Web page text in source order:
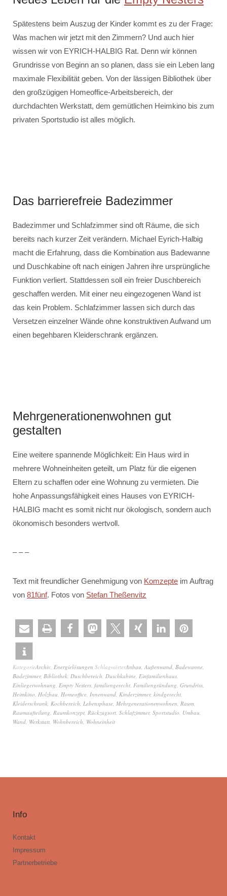
Spätestens beim Auszug der Kinder kommt es zu der Frage:
Was machen wir jetzt mit den Zimmern? Und auch hier
wissen wir von EYRICH-HALBIG Rat. Denn wir können
Grundrisse von Beginn an so planen, dass sie ein Leben lang
maximale Flexibilität geben. Von der lässigen Bibliothek über
den großzügigen Homeoffice-Arbeitsbereich, der
durchdachten Werkstatt, dem gemütlichen Heimkino bis zum
privaten Sportstudio ist alles möglich.
Das barrierefreie Badezimmer
Badezimmer und Schlafzimmer sind oft Räume, die sich
bereits nach kurzer Zeit verändern. Michael Eyrich-Halbig
macht die Erfahrung, dass die Kombination aus Badewanne
und Duschkabine oft nach einigen Jahren ihre ursprüngliche
Funktion verliert. Stattdessen soll ein freier Duschbereich
geschaffen werden. Mit einer neu eingezogenen Wand ist
das kein Problem. Schlafzimmer lassen sich durch das
Versetzen einzelner Wände ohne konstruktiven Aufwand um
einen begehbaren Kleiderschrank ergänzen.
Mehrgenerationenwohnen gut
gestalten
Eine weitere spannende Möglichkeit: Ein Haus wird in
mehrere Wohneinheiten geteilt, um Platz für die eigenen
Eltern zu schaffen oder eine Wohnung zu vermieten. Die
hohe Anpassungsfähigkeit eines Hauses von EYRICH-
HALBIG macht es somit nicht nur ökologisch, sondern auch
ökonomisch besonders wertvoll.
– – –
Text mit freundlicher Genehmigung von Komzepte im Auftrag
von 81fünf. Fotos von Stefan Theßenvitz
KategorieArchiv Energielösungen SchlagwörterAnbau Außenwand Badewanne
Badezimmer, Bibliothek Duschbereich Duschkabine Einfamilienhaus
Einliegerwohnung Empty Nesters familiengerecht Familiengründung Grundriss
Heimkino Holzbau Homeoffice Innenwand Kinderzimmer, kindgerecht
Kleiderschrank Kochbereich Lebensphase Mehrgenerationenwohnen Raum
Raumaufteilung Raumkonzept Rückzugsort Schlafzimmer, Sportstudio Umbau
Wand Werkstatt Wohnbereich Wohneinheit
Info
Kontakt
Impressum
Partnerbetriebe